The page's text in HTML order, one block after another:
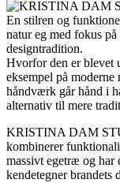
En stilren og
natur eg med fokus
designtradition.
Hvorfor den er blevet
eksempel på
håndværk går hånd i
alternativ til mere
KRISTINA DAM
kombinerer
massivt egetræ og har
kendetegner brandets